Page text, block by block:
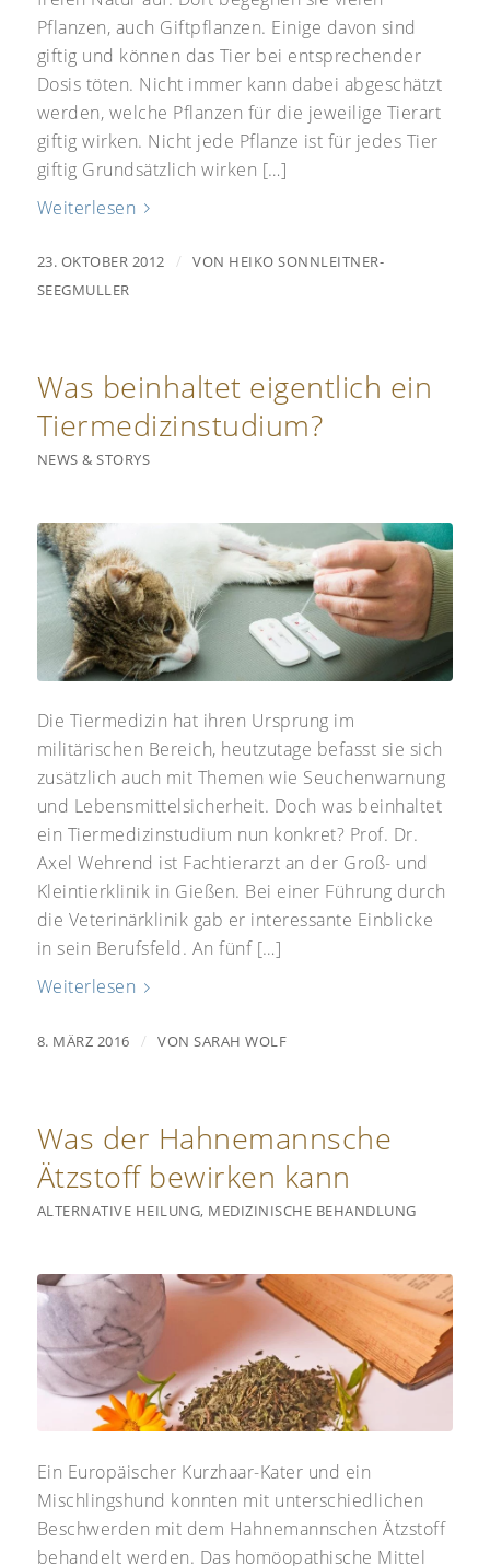
Pflanzen, auch Giftpflanzen. Einige davon sind
giftig und können das Tier bei entsprechender
Dosis töten. Nicht immer kann dabei abgeschätzt
werden, welche Pflanzen für die jeweilige Tierart
giftig wirken. Nicht jede Pflanze ist für jedes Tier
giftig Grundsätzlich wirken […]
Weiterlesen
23. OKTOBER 2012 / VON HEIKO SONNLEITNER-
SEEGMULLER
Was beinhaltet eigentlich ein
Tiermedizinstudium?
NEWS & STORYS
Die Tiermedizin hat ihren Ursprung im
militärischen Bereich, heutzutage befasst sie sich
zusätzlich auch mit Themen wie Seuchenwarnung
und Lebensmittelsicherheit. Doch was beinhaltet
ein Tiermedizinstudium nun konkret? Prof. Dr.
Axel Wehrend ist Fachtierarzt an der Groß- und
Kleintierklinik in Gießen. Bei einer Führung durch
die Veterinärklinik gab er interessante Einblicke
in sein Berufsfeld. An fünf […]
Weiterlesen
8. MÄRZ 2016 / VONSARAH WOLF
Was der Hahnemannsche
Ätzstoff bewirken kann
ALTERNATIVE HEILUNG, MEDIZINISCHE BEHANDLUNG
Ein Europäischer Kurzhaar-Kater und ein
Mischlingshund konnten mit unterschiedlichen
Beschwerden mit dem Hahnemannschen Ätzstoff
behandelt werden. Das homöopathische Mittel